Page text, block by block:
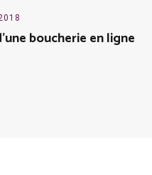
boucherie en ligne